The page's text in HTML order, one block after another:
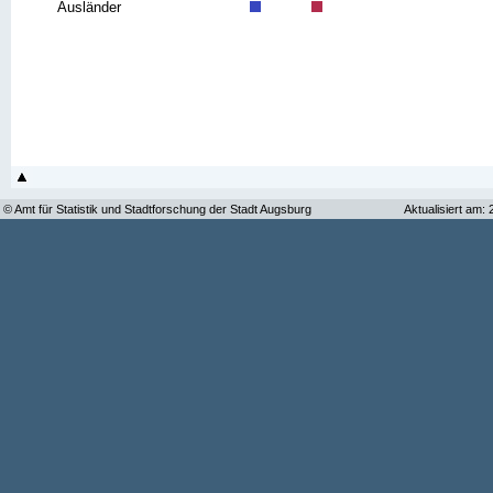
Ausländer
© Amt für Statistik und Stadtforschung der Stadt Augsburg Aktualisiert am: